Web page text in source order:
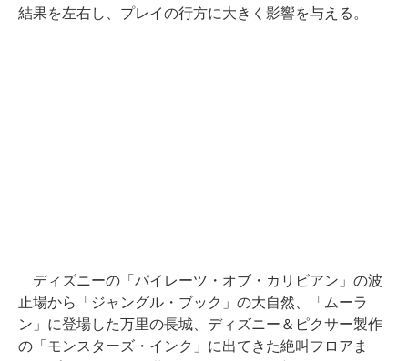
結果を左右し、プレイの行方に大きく影響を与える。
ディズニーの「パイレーツ・オブ・カリビアン」の波
止場から「ジャングル・ブック」の大自然、「ムーラ
ン」に登場した万里の長城、ディズニー＆ピクサー製作
の「モンスターズ・インク」に出てきた絶叫フロアま